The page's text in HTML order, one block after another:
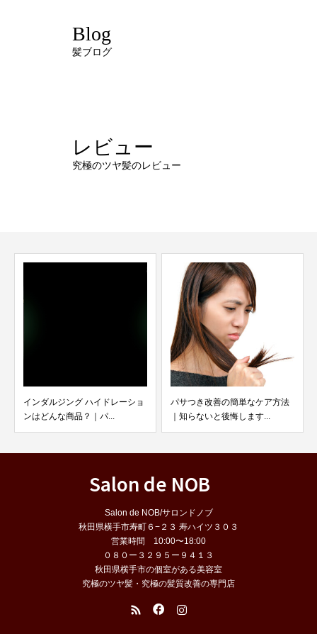
Blog
髪ブログ
レビュー
究極のツヤ髪のレビュー
インダルジング ハイドレーショ
ンはどんな商品？｜パ...
パサつき改善の簡単なケア方法
｜知らないと後悔します...
Salon de NOB
Salon de NOB/サロンドノブ
秋田県横手市寿町６−２３ 寿ハイツ３０３
営業時間 10:00〜18:00
０８０ー３２９５ー９４１３
秋田県横手市の個室がある美容室
究極のツヤ髪・究極の髪質改善の専門店